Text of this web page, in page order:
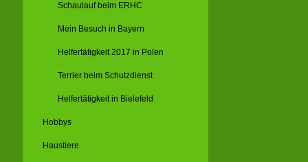
Schaulauf beim ERHC
Mein Besuch in Bayern
Helfertätigkeit 2017 in Polen
Terrier beim Schutzdienst
Helfertätigkeit in Bielefeld
Hobbys
Haustiere